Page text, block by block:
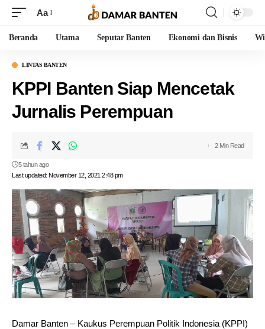
Aa
Beranda Utama Seputar Banten Ekonomi dan Bisnis
LINTAS BANTEN
KPPI Banten Siap Mencetak
Jurnalis Perempuan
Last updated: November 12, 2021 2:48 pm
5 tahun ago
2 Min Read
Damar Banten – Kaukus Perempuan Politik Indonesia (KPPI)